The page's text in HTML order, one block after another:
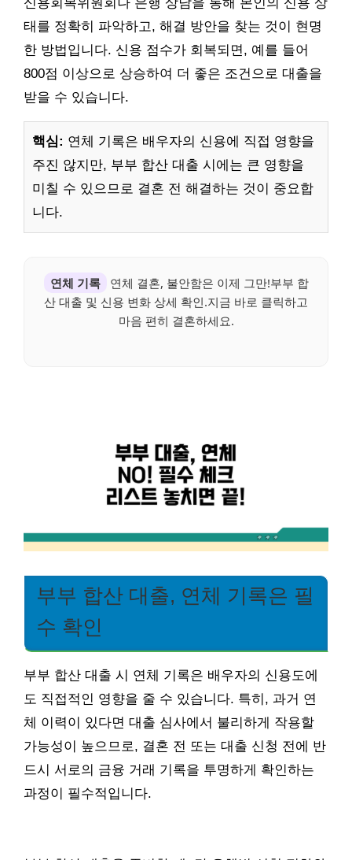
신용회복위원회나 은행 상담을 통해 본인의 신용 상
태를 정확히 파악하고, 해결 방안을 찾는 것이 현명
한 방법입니다. 신용 점수가 회복되면, 예를 들어
800점 이상으로 상승하여 더 좋은 조건으로 대출을
받을 수 있습니다.
핵심: 연체 기록은 배우자의 신용에 직접 영향을
주진 않지만, 부부 합산 대출 시에는 큰 영향을
미칠 수 있으므로 결혼 전 해결하는 것이 중요합
니다.
연체 기록
연체 결혼, 불안함은 이제 그만!부부 합
산 대출 및 신용 변화 상세 확인.지금 바로 클릭하고
마음 편히 결혼하세요.
부부 합산 대출, 연체 기록은 필
수 확인
부부 합산 대출 시 연체 기록은 배우자의 신용도에
도 직접적인 영향을 줄 수 있습니다. 특히, 과거 연
체 이력이 있다면 대출 심사에서 불리하게 작용할
가능성이 높으므로, 결혼 전 또는 대출 신청 전에 반
드시 서로의 금융 거래 기록을 투명하게 확인하는
과정이 필수적입니다.